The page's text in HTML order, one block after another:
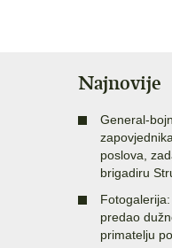
Najnovije
General-
poslova,
brigadiru
predao
primatelju